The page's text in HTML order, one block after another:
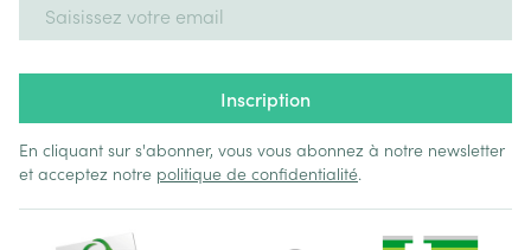
Inscription
En cliquant sur s'abonner, vous vous abonnez à notre newsletter
et acceptez notre politique de confidentialité.